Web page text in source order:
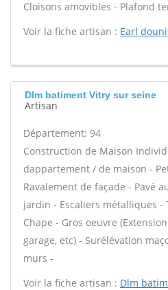
Cloisons amovibles - Plafond
Voir la fiche artisan : Earl
Dlm batiment Vitry sur seine
Artisan
Département: 94
Construction de Maison
dappartement / de maison -
Ravalement de façade - Pavé
jardin - Escaliers métalliques -
Chape - Gros oeuvre
garage, etc) - Surélévation
murs -
Voir la fiche artisan : Dlm